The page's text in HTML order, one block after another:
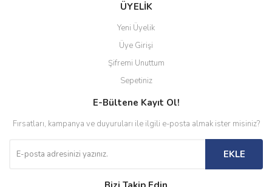
ÜYELİK
Yeni Üyelik
Üye Girişi
Şifremi Unuttum
Sepetiniz
E-Bültene Kayıt Ol!
Fırsatları, kampanya ve duyuruları ile ilgili e-posta almak ister misiniz?
EKLE